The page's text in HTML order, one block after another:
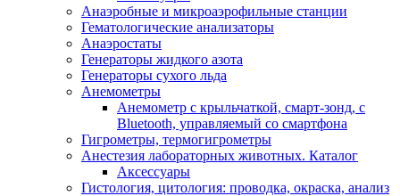
Анаэробные и микроаэрофильные станции
Гематологические анализаторы
Анаэростаты
Генераторы жидкого азота
Генераторы сухого льда
Анемометры
Анемометр с крыльчаткой, смарт-зонд, с
Bluetooth, управляемый со смартфона
Гигрометры, термогигрометры
Анестезия лабораторных животных. Каталог
Аксессуары
Гистология, цитология: проводка, окраска, анализ